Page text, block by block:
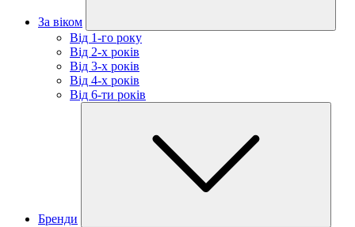
За віком
Від 1-го року
Від 2-х років
Від 3-х років
Від 4-х років
Від 6-ти років
Бренди